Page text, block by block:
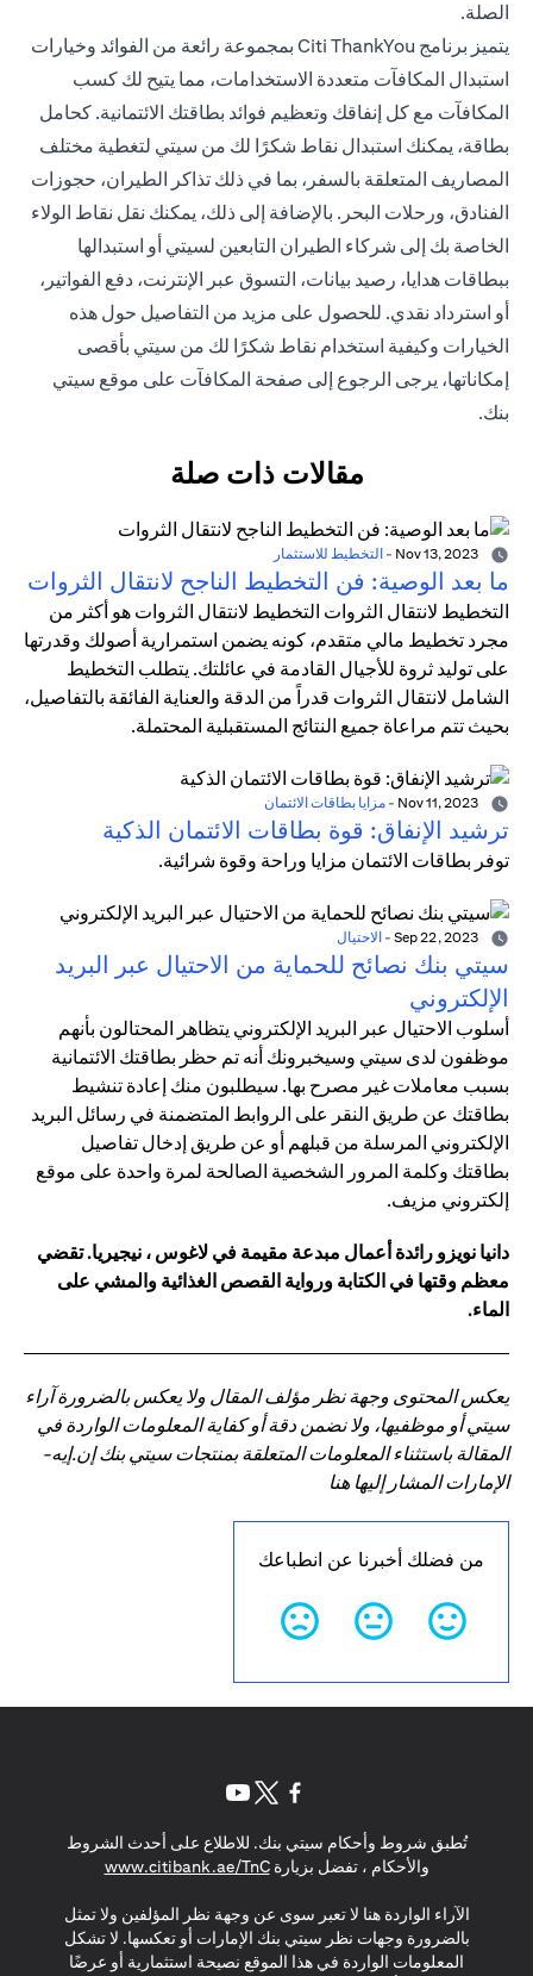
الصلة.
يتميز برنامج Citi ThankYou بمجموعة رائعة من الفوائد وخيارات
استبدال المكافآت متعددة الاستخدامات، مما يتيح لك كسب
المكافآت مع كل إنفاقك وتعظيم فوائد بطاقتك الائتمانية. كحامل
بطاقة، يمكنك استبدال نقاط شكرًا لك من سيتي لتغطية مختلف
المصاريف المتعلقة بالسفر، بما في ذلك تذاكر الطيران، حجوزات
الفنادق، ورحلات البحر. بالإضافة إلى ذلك، يمكنك نقل نقاط الولاء
الخاصة بك إلى شركاء الطيران التابعين لسيتي أو استبدالها
ببطاقات هدايا، رصيد بيانات، التسوق عبر الإنترنت، دفع الفواتير،
أو استرداد نقدي. للحصول على مزيد من التفاصيل حول هذه
الخيارات وكيفية استخدام نقاط شكرًا لك من سيتي بأقصى
إمكاناتها، يرجى الرجوع إلى صفحة المكافآت على موقع سيتي
بنك.
مقالات ذات صلة
- التخطيط للاستثمار
ما بعد الوصية: فن التخطيط الناجح لانتقال الثروات
التخطيط لانتقال الثروات التخطيط لانتقال الثروات هو أكثر من
مجرد تخطيط مالي متقدم، كونه يضمن استمرارية أصولك وقدرتها
على توليد ثروة للأجيال القادمة في عائلتك. يتطلب التخطيط
الشامل لانتقال الثروات قدراً من الدقة والعناية الفائقة بالتفاصيل،
بحيث تتم مراعاة جميع النتائج المستقبلية المحتملة.
- مزايا بطاقات الائتمان
ترشيد الإنفاق: قوة بطاقات الائتمان الذكية
توفر بطاقات الائتمان مزايا وراحة وقوة شرائية.
- الاحتيال
سيتي بنك نصائح للحماية من الاحتيال عبر البريد
الإلكتروني
أسلوب الاحتيال عبر البريد الإلكتروني يتظاهر المحتالون بأنهم
موظفون لدى سيتي وسيخبرونك أنه تم حظر بطاقتك الائتمانية
بسبب معاملات غير مصرح بها. سيطلبون منك إعادة تنشيط
بطاقتك عن طريق النقر على الروابط المتضمنة في رسائل البريد
الإلكتروني المرسلة من قبلهم أو عن طريق إدخال تفاصيل
بطاقتك وكلمة المرور الشخصية الصالحة لمرة واحدة على موقع
إلكتروني مزيف.
دانيا نويزو رائدة أعمال مبدعة مقيمة في لاغوس ، نيجيريا. تقضي
معظم وقتها في الكتابة ورواية القصص الغذائية والمشي على
الماء.
يعكس المحتوى وجهة نظر مؤلف المقال ولا يعكس بالضرورة آراء
سيتي أو موظفيها، ولا نضمن دقة أو كفاية المعلومات الواردة في
المقالة باستثناء المعلومات المتعلقة بمنتجات سيتي بنك إن.إيه-
الإمارات المشار إليها هنا
من فضلك أخبرنا عن انطباعك
تُطبق شروط وأحكام سيتي بنك. للاطلاع على أحدث الشروط
والأحكام ، تفضل بزيارةwww.citibank.ae/TnC
(opens in a new tab)
الآراء الواردة هنا لا تعبر سوى عن وجهة نظر المؤلفين ولا تمثل
بالضرورة وجهات نظر سيتي بنك الإمارات أو تعكسها. لا تشكل
المعلومات الواردة في هذا الموقع نصيحة استثمارية أو عرضًا